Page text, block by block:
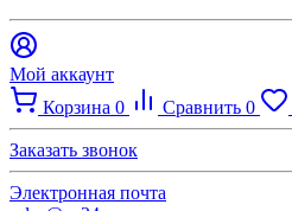
Мой аккаунт
Корзина 0 Сравнить 0
Заказать звонок
Электронная почта